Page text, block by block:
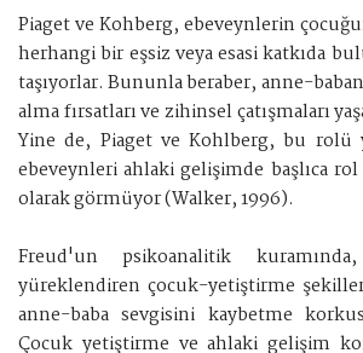
Piaget ve Kohberg, ebeveynlerin
herhangi bir eşsiz veya esasi katkıda
taşıyorlar. Bununla beraber, anne-
alma fırsatları ve zihinsel çatışmaları
Yine de, Piaget ve Kohlberg, bu rolü
ebeveynleri ahlaki gelişimde başlıca
olarak görmüyor (Walker, 1996).
Freud'un psikoanalitik
yüreklendiren çocuk-yetiştirme
anne-baba sevgisini kaybetme
Çocuk yetiştirme ve ahlaki gelişim